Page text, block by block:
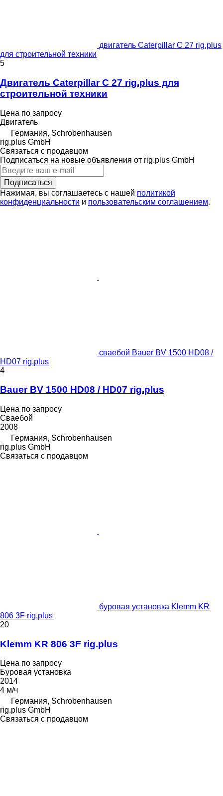
двигатель Caterpillar C 27 rig.plus
для строительной техники
5
Двигатель Caterpillar C 27 rig.plus для
строительной техники
Цена по запросу
Двигатель
Германия, Schrobenhausen
rig.plus GmbH
Связаться с продавцом
Подписаться на новые объявления от rig.plus GmbH
Подписаться
Нажимая, вы соглашаетесь с нашей политикой
конфиденциальности и пользовательским соглашением.
сваебой Bauer BV 1500 HD08 /
HD07 rig.plus
4
Bauer BV 1500 HD08 / HD07 rig.plus
Цена по запросу
Сваебой
2008
Германия, Schrobenhausen
rig.plus GmbH
Связаться с продавцом
буровая установка Klemm KR
806 3F rig.plus
20
Klemm KR 806 3F rig.plus
Цена по запросу
Буровая установка
2014
4 м/ч
Германия, Schrobenhausen
rig.plus GmbH
Связаться с продавцом